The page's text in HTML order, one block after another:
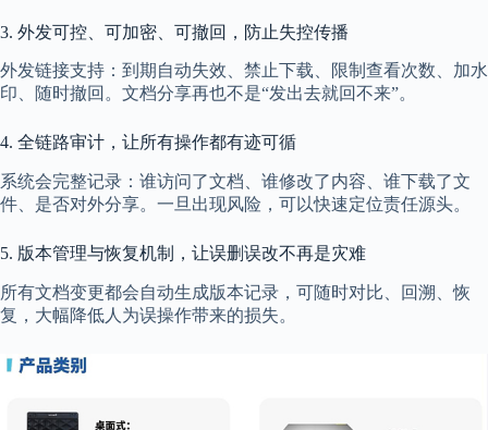
3. 外发可控、可加密、可撤回，防止失控传播
外发链接支持：到期自动失效、禁止下载、限制查看次数、加水
印、随时撤回。文档分享再也不是“发出去就回不来”。
4. 全链路审计，让所有操作都有迹可循
系统会完整记录：谁访问了文档、谁修改了内容、谁下载了文
件、是否对外分享。一旦出现风险，可以快速定位责任源头。
5. 版本管理与恢复机制，让误删误改不再是灾难
所有文档变更都会自动生成版本记录，可随时对比、回溯、恢
复，大幅降低人为误操作带来的损失。